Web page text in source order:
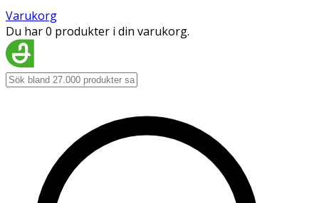
Varukorg
Du har 0 produkter i din varukorg.